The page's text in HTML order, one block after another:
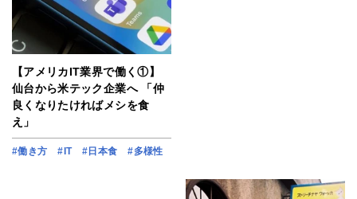
【アメリカIT業界で働く①】
仙台から米テック企業へ 「仲
良くなりたければメシを食
え」
#働き方 #IT #日本食 #多様性